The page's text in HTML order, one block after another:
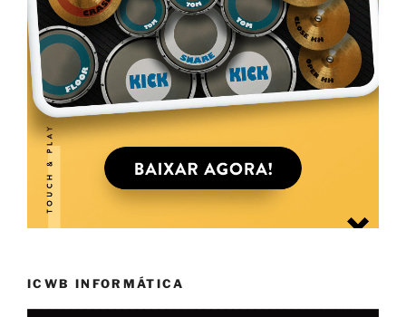
ICWB INFORMÁTICA